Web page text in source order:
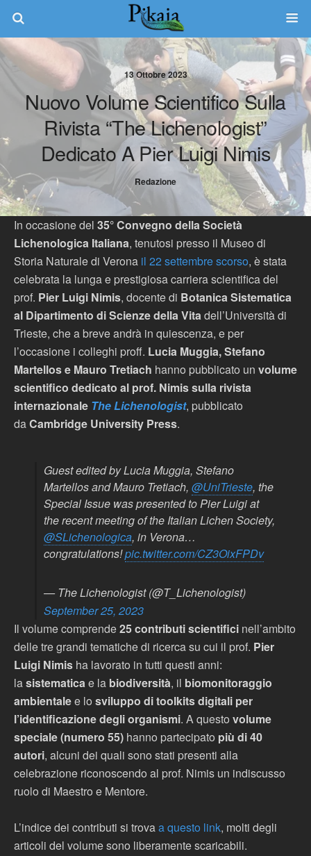
13 Ottobre 2023
Nuovo Volume Scientifico Sulla
Rivista “The Lichenologist”
Dedicato A Pier Luigi Nimis
Redazione
In occasione del 35° Convegno della Società
Lichenologica Italiana, tenutosi presso il Museo di
Storia Naturale di Verona il 22 settembre scorso, è stata
celebrata la lunga e prestigiosa carriera scientifica del
prof. Pier Luigi Nimis, docente di Botanica Sistematica
al Dipartimento di Scienze della Vitadell’Università di
Trieste, che a breve andrà in quiescenza, e per
l’occasione i colleghi proff. Lucia Muggia, Stefano
Martellos e Mauro Tretiach hanno pubblicato un volume
scientifico dedicato al prof. Nimis sulla rivista
internazionale The Lichenologist, pubblicato
daCambridge University Press.
Guest edited by Lucia Muggia, Stefano
Martellos and Mauro Tretiach, @UniTrieste, the
Special Issue was presented to Pier Luigi at
the recent meeting of the Italian Lichen Society,
@SLichenologica, in Verona…
congratulations!pic.twitter.com/CZ3OixFPDv
— The Lichenologist (@T_Lichenologist)
September 25, 2023
Il volume comprende25 contributi scientifici nell’ambito
delle tre grandi tematiche di ricerca su cui il prof. Pier
Luigi Nimis ha lavorato in tutti questi anni:
lasistematicae la biodiversità, il biomonitoraggio
ambientalee lo sviluppo di toolkits digitali per
l’identificazione degli organismi. A questo volume
speciale (numero 55) hanno partecipato più di 40
autori, alcuni dei quali sono stati presenti alla
celebrazione riconoscendo al prof. Nimis un indiscusso
ruolo di Maestro e Mentore.
L’indice dei contributi si trovaa questo link, molti degli
articoli del volume sono liberamente scaricabili.